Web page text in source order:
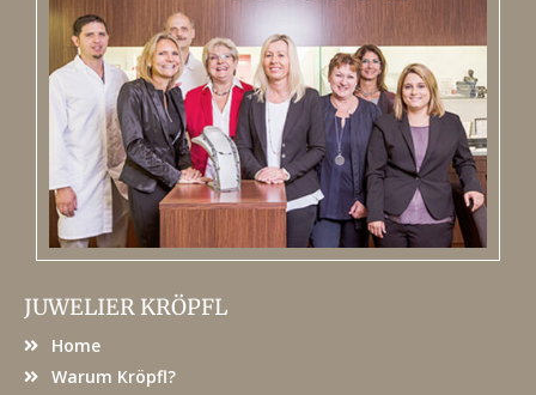
JUWELIER KRÖPFL
Home
Warum Kröpfl?